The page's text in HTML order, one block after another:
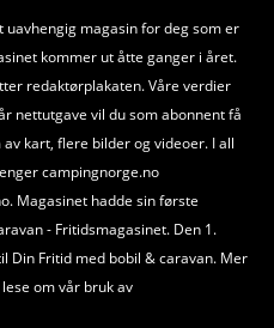
uavhengig magasin for deg som er
kommer ut åtte ganger i året.
redaktørplakaten. Våre verdier
nettutgave vil du som abonnent få
kart, flere bilder og videoer. I all
campingnorge.no
Magasinet hadde sin første
- Fritidsmagasinet. Den 1.
Din Fritid med bobil &caravan. Mer
om vår bruk av